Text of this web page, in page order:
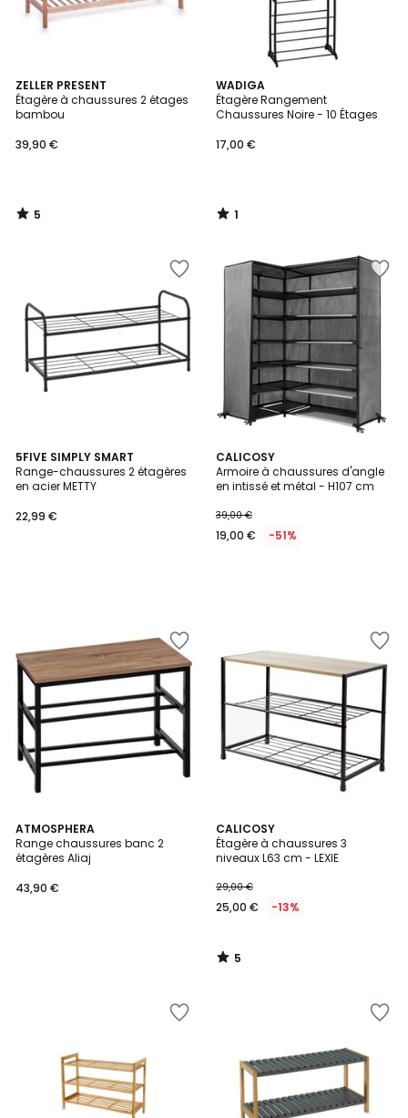
ZELLER PRESENT
Étagère à chaussures 2 étages
bambou
39,90 €
5
/
5
5
/
WADIGA
Étagère Rangement
Chaussures Noire - 10 Étages
17,00 €
1
/
5
1
/
5FIVE SIMPLY SMART
Range-chaussures 2 étagères
en acier METTY
22,99 €
CALICOSY
Armoire à chaussures d'angle
en intissé et métal - H107 cm
39,00 €
19,00 € -51%
ATMOSPHERA
Range chaussures banc 2
étagères Aliaj
43,90 €
CALICOSY
Étagère à chaussures 3
niveaux L63 cm - LEXIE
29,00 €
25,00 € -13%
5
/
5
5
/